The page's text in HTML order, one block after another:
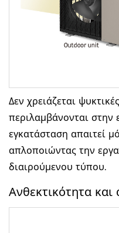
Δεν χρειάζεται
περιλαμβάνονται στην
εγκατάσταση απαιτεί
απλοποιώντας την
διαιρούμενου τύπου.
Ανθεκτικότητα και